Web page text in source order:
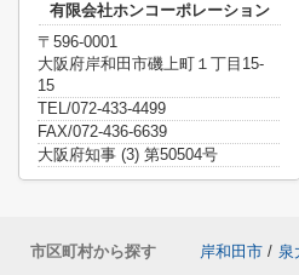
有限会社ホンコーポレーション
〒596-0001
大阪府岸和田市磯上町１丁目15-
15
TEL/072-433-4499
FAX/072-436-6639
大阪府知事 (3) 第50504号
市区町村から探す 岸和田市 / 泉